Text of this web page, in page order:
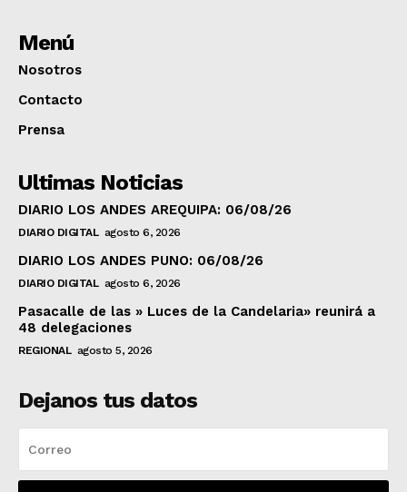
Menú
Nosotros
Contacto
Prensa
Ultimas Noticias
DIARIO LOS ANDES AREQUIPA: 06/08/26
DIARIO DIGITAL agosto 6, 2026
DIARIO LOS ANDES PUNO: 06/08/26
DIARIO DIGITAL agosto 6, 2026
Pasacalle de las » Luces de la Candelaria» reunirá a
48 delegaciones
REGIONAL agosto 5, 2026
Dejanos tus datos